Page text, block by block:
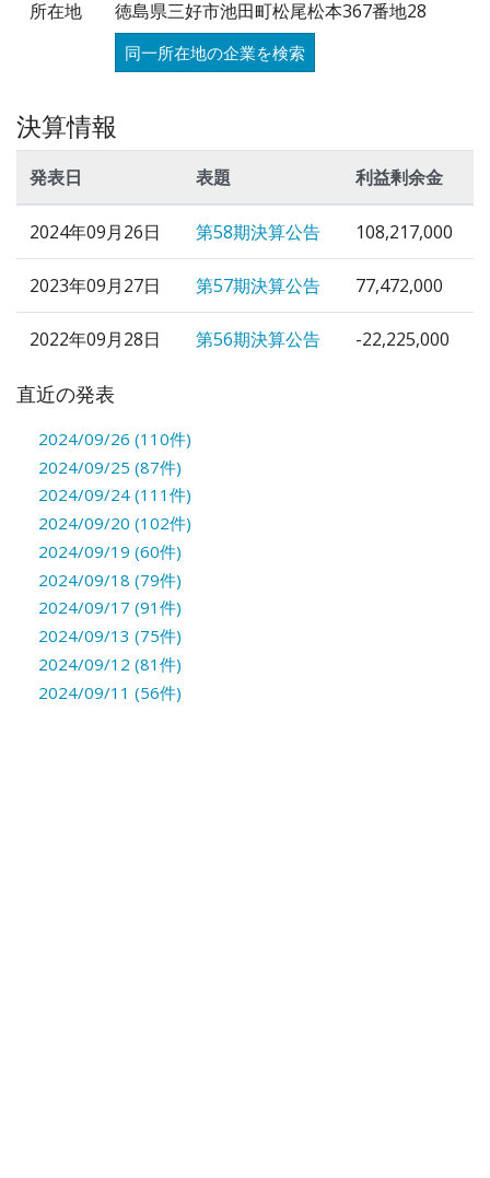
所在地 徳島県三好市池田町松尾松本367番地28
同一所在地の企業を検索
決算情報
発表日 表題 利益剰余金
2024年09月26日 第58期決算公告 108,217,000
2023年09月27日 第57期決算公告 77,472,000
2022年09月28日 第56期決算公告 -22,225,000
直近の発表
2024/09/26 (110件)
2024/09/25 (87件)
2024/09/24 (111件)
2024/09/20 (102件)
2024/09/19 (60件)
2024/09/18 (79件)
2024/09/17 (91件)
2024/09/13 (75件)
2024/09/12 (81件)
2024/09/11 (56件)